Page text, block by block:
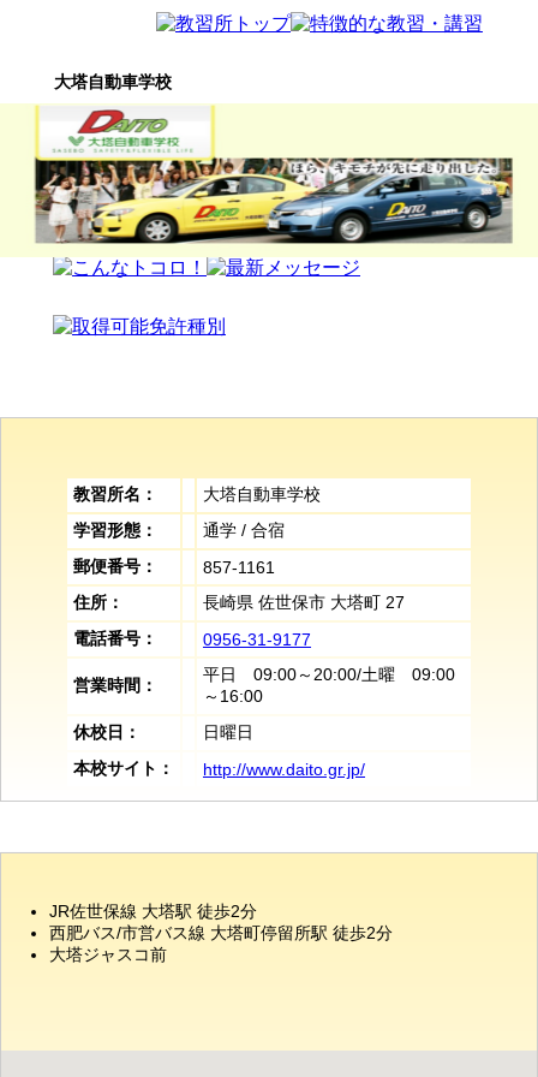
大塔自動車学校
教習所名：
大塔自動車学校
学習形態：
通学 / 合宿
郵便番号：
857-1161
住所：
長崎県 佐世保市 大塔町 27
電話番号：
0956-31-9177
営業時間：
平日 09:00～20:00/土曜 09:00
～16:00
休校日：
日曜日
本校サイト：
http://www.daito.gr.jp/
JR佐世保線 大塔駅 徒歩2分
西肥バス/市営バス線 大塔町停留所駅 徒歩2分
大塔ジャスコ前